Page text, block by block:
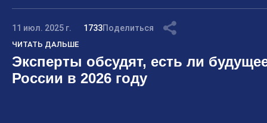
11 июл. 2025 г. 1733Поделиться
ЧИТАТЬ ДАЛЬШЕ
Эксперты обсудят, есть ли
России в 2026 году